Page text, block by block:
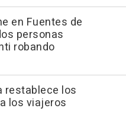
en Fuentes de
personas
robando
restablece los
los viajeros